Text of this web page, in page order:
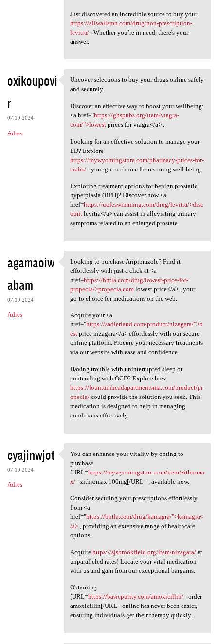
Just discovered an incredible source to buy your
https://allwallsmn.com/drug/non-prescription-
levitra/. Whether you’re in need, there's your
answer.
oxikoupovi
r
07.10.2024
Adres
Uncover selections to buy
Uncover selections to buy your drugs online safely
and securely.
Discover an effective way to boost your wellbeing:
<a href="https://ghspubs.org/item/viagra-
com/">lowestprices for viagra</a> .
Looking for an effective solution to manage your
ED? Explore
https://mywyomingstore.com/pharmacy-prices-for-
cialis/- your go-to choice for restoring well-being.
Exploring treatment options for benign prostatic
hyperplasia (BPH)? Discover how <a
href=https://uofeswimming.com/drug/levitra/>disc
ountlevitra</a> can assist in alleviating urinary
symptoms related to an enlarged prostate.
agamaoiw
abam
07.10.2024
Adres
Looking to purchase
Looking to purchase Aripiprazole? Find it
effortlessly with just a click at <a
href=https://bhtla.com/drug/lowest-price-for-
propecia/>propecia.comlowest price</a> , your
go-to choice for medications on the web.
Acquire your <a
href="https://sadlerland.com/product/nizagara/">b
estprice nizagara</a> effortlessly with our secure
online platform. Procure your necessary treatments
via our website with ease and confidence.
Having trouble with uninterrupted sleep or
contending with OCD? Explore how
https://fountainheadapartmentsma.com/product/pr
opecia/could provide the solution you seek. This
medication is designed to help in managing
conditions effectively.
eyajinwjot
07.10.2024
Adres
You can enhance your vitality
You can enhance your vitality by opting to
purchase
[URL=https://mywyomingstore.com/item/zithroma
x/- zithromax 100mg[/URL - , available now.
Consider securing your prescriptions effortlessly
from <a
href="https://bhtla.com/drug/kamagra/">kamagra<
/a>, providing an extensive range of healthcare
options.
Acquire https://sjsbrookfield.org/item/nizagara/at
unparalleled rates! Locate your vital medication
with us and gain from our exceptional bargains.
Obtaining
[URL=https://basicpurity.com/amoxicillin/- order
amoxicillin[/URL - online has never been easier,
ensuring individuals get their therapy quickly.